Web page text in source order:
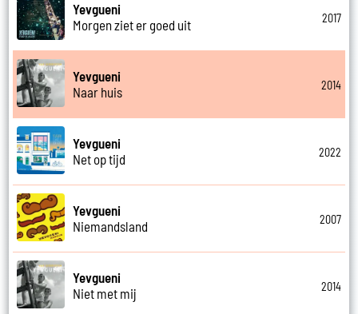
Yevgueni
Morgen ziet er goed uit
2017
Yevgueni
Naar huis
2014
Yevgueni
Net op tijd
2022
Yevgueni
Niemandsland
2007
Yevgueni
Niet met mij
2014